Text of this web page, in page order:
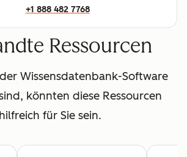
+1 888 482 7768
Ressourcen
Wissensdatenbank-Software
könnten diese Ressourcen
hilfreich für Sie sein.